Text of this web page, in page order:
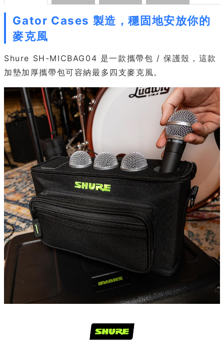
Gator Cases 製造，穩固地安放你的
麥克風
Shure SH-MICBAG04 是一款攜帶包 / 保護殼，這款
加墊加厚攜帶包可容納最多四支麥克風。